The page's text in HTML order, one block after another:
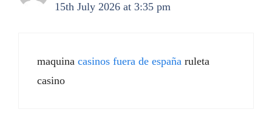
15th July 2026 at 3:35 pm
maquina casinos fuera de españa ruleta
casino